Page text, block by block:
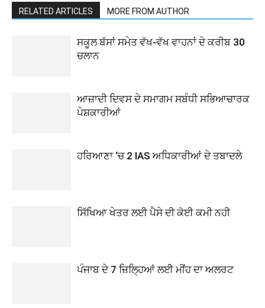
RELATED ARTICLES MORE FROM AUTHOR
ਸਕੂਲ ਬੱਸਾਂ ਸਮੇਤ ਵੱਖ-ਵੱਖ ਵਾਹਨਾਂ ਦੇ ਕਰੀਬ 30
ਚਲਾਨ
ਆਜ਼ਾਦੀ ਦਿਵਸ ਦੇ ਸਮਾਗਮ ਸਬੰਧੀ ਸਭਿਆਚਾਰਕ
ਪੇਸ਼ਕਾਰੀਆਂ
ਹਰਿਆਣਾ ‘ਚ 2 IAS ਅਧਿਕਾਰੀਆਂ ਦੇ ਤਬਾਦਲੇ
ਸਿੱਖਿਆ ਖੇਤਰ ਲਈ ਪੈਸੇ ਦੀ ਕੋਈ ਕਮੀ ਨਹੀ
ਪੰਜਾਬ ਦੇ 7 ਜ਼ਿਲ੍ਹਿਆਂ ਲਈ ਮੀਂਹ ਦਾ ਅਲਰਟ